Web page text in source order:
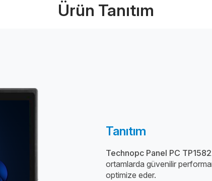
Ürün Tanıtım
Tanıtım
Technopc Panel PC
ortamlarda güvenilir
optimize eder.